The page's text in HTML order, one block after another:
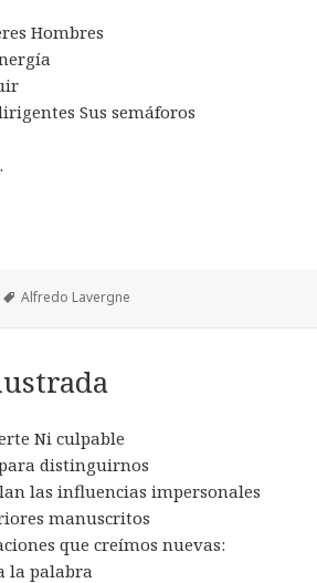
Hombres
Sus semáforos
Etiquetas
Alfredo Lavergne
Ni culpable
distinguirnos
las influencias impersonales
manuscritos
que creímos nuevas:
la palabra